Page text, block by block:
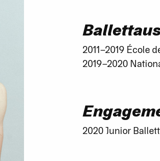
2011–2019 École
2019–2020
2020 Junior